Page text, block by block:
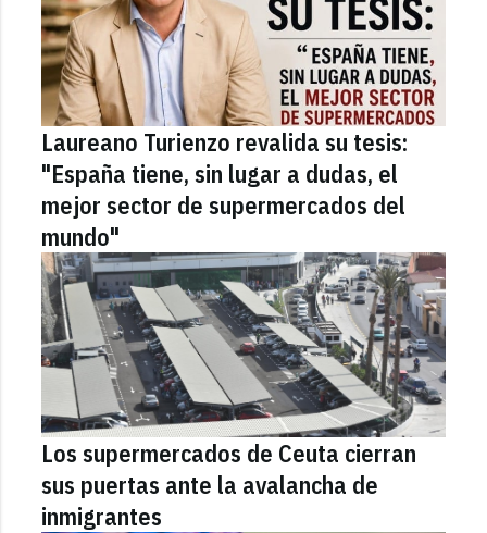
Laureano Turienzo revalida su tesis:
"España tiene, sin lugar a dudas, el
mejor sector de supermercados del
mundo"
Los supermercados de Ceuta cierran
sus puertas ante la avalancha de
inmigrantes